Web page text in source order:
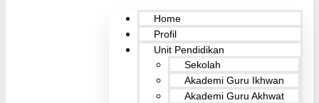
Home
Profil
Unit Pendidikan
Sekolah
Akademi Guru Ikhwan
Akademi Guru Akhwat